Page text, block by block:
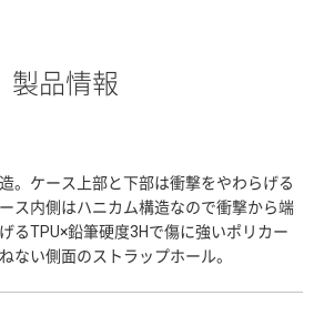
製品情報
。ケース上部と下部は衝撃をやわらげる
ス内側はハニカム構造なので衝撃から端
るTPU×鉛筆硬度3Hで傷に強いポリカー
ない側面のストラップホール。